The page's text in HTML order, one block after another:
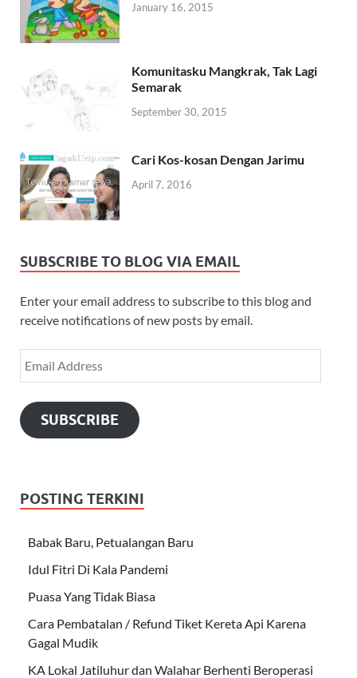
January 16, 2015
Komunitasku Mangkrak, Tak Lagi
Semarak
September 30, 2015
Cari Kos-kosan Dengan Jarimu
April 7, 2016
SUBSCRIBE TO BLOG VIA EMAIL
Enter your email address to subscribe to this blog and
receive notifications of new posts by email.
SUBSCRIBE
POSTING TERKINI
Babak Baru, Petualangan Baru
Idul Fitri Di Kala Pandemi
Puasa Yang Tidak Biasa
Cara Pembatalan / Refund Tiket Kereta Api Karena
Gagal Mudik
KA Lokal Jatiluhur dan Walahar Berhenti Beroperasi